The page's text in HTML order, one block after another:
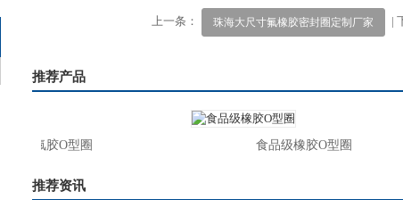
上一条： 珠海大尺寸氟橡胶密封圈定制厂家 |
推荐产品
汽车氟胶O型圈 食品级橡胶O型圈
推荐资讯